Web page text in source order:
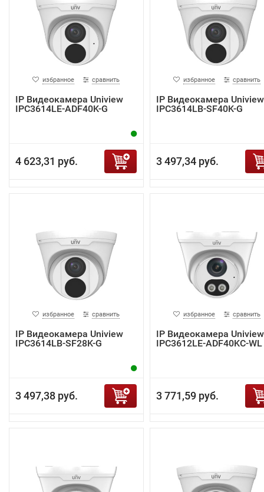
избранное сравнить
IP Видеокамера Uniview
IPC3614LE-ADF40K-G
4 623,31 руб.
избранное сравнить
IP Видеокамера Uniview
IPC3614LB-SF40K-G
3 497,34 руб.
избранное сравнить
IP Видеокамера Uniview
IPC3614LB-SF28K-G
3 497,38 руб.
избранное сравнить
IP Видеокамера Uniview
IPC3612LE-ADF40KC-WL
3 771,59 руб.